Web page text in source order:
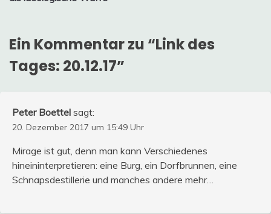
Ein Kommentar zu “Link des
Tages: 20.12.17”
Peter Boettel sagt:
20. Dezember 2017 um 15:49 Uhr
Mirage ist gut, denn man kann Verschiedenes
hineininterpretieren: eine Burg, ein Dorfbrunnen, eine
Schnapsdestillerie und manches andere mehr…